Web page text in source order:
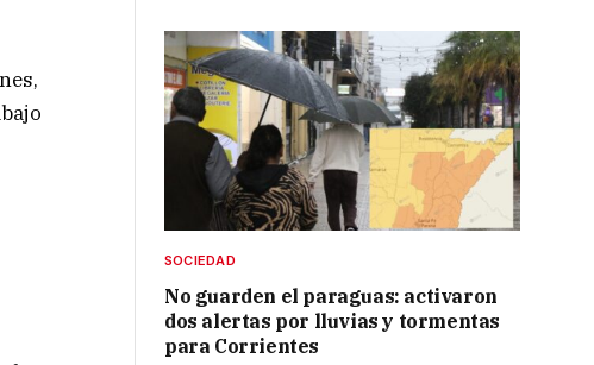
SOCIEDAD
No guarden el paraguas: activaron
dos alertas por lluvias y tormentas
para Corrientes